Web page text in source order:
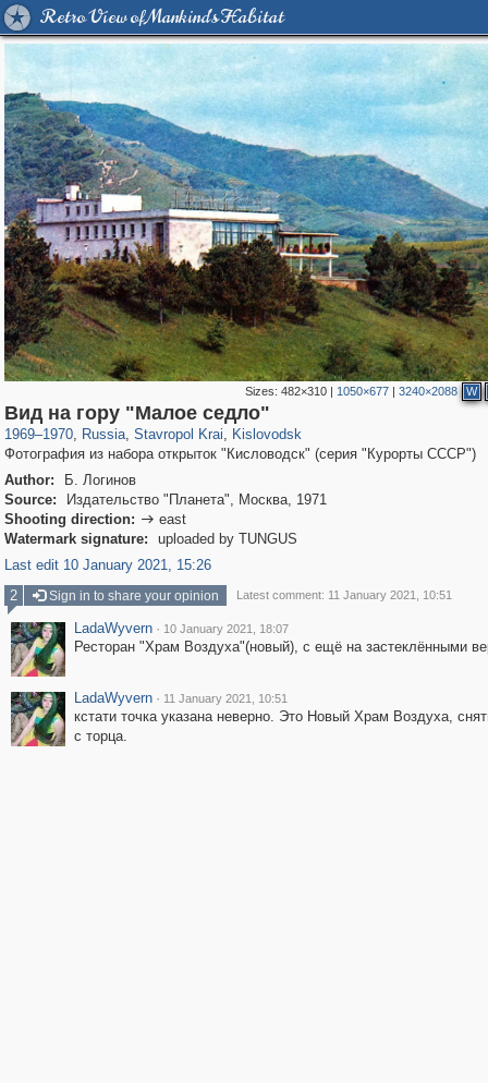
Retro View of Mankind's Habitat
Sizes:482×310 | 1050×677 |3240×2088 W
Вид на гору "Малое седло"
1969–1970, Russia
1,406,257 29,243
, Stavropol Krai
11,845 159
, Kislovodsk
3,723 22
Фотография из набора открыток "Кисловодск" (серия "Курорты СССР")
Author:
Б. Логинов
Source:
Издательство "Планета", Москва, 1971
Shooting direction:  east
Watermark signature:
uploaded by TUNGUS
Last edit 10 January 2021, 15:26
2
Sign in to share your opinion Latest comment: 11 January 2021, 10:51
LadaWyvern · 10 January 2021, 18:07
Ресторан "Храм Воздуха"(новый), с ещё на застеклёнными
LadaWyvern · 11 January 2021, 10:51
кстати точка указана неверно. Это Новый Храм Воздуха,
с торца.